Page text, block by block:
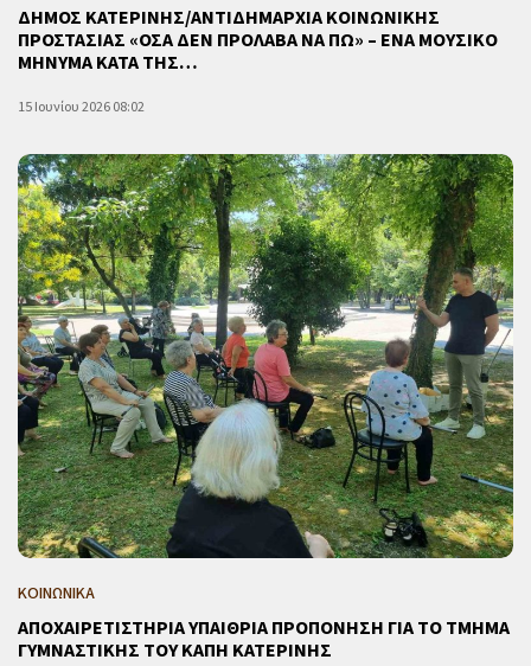
ΔΗΜΟΣ ΚΑΤΕΡΙΝΗΣ/ΑΝΤΙΔΗΜΑΡΧΙΑ ΚΟΙΝΩΝΙΚΗΣ
ΠΡΟΣΤΑΣΙΑΣ «ΟΣΑ ΔΕΝ ΠΡΟΛΑΒΑ ΝΑ ΠΩ» – ΕΝΑ ΜΟΥΣΙΚΟ
ΜΗΝΥΜΑ ΚΑΤΑ ΤΗΣ…
15 Ιουνίου 2026 08:02
ΚΟΙΝΩΝΙΚΑ
ΑΠΟΧΑΙΡΕΤΙΣΤΗΡΙΑ ΥΠΑΙΘΡΙΑ ΠΡΟΠΟΝΗΣΗ ΓΙΑ ΤΟ ΤΜΗΜΑ
ΓΥΜΝΑΣΤΙΚΗΣ ΤΟΥ ΚΑΠΗ ΚΑΤΕΡΙΝΗΣ